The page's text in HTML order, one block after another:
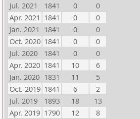
Jul. 2021
1841 0
0
Apr. 2021 1841 0
0
Jan. 2021 1841 0
0
Oct. 2020 1841 0
0
Jul. 2020
1841 0
0
Apr. 2020 1841 10
6
Jan. 2020 1831 11
5
Oct. 2019 1841 6
2
Jul. 2019
1893 18
13
Apr. 2019 1790 12
8